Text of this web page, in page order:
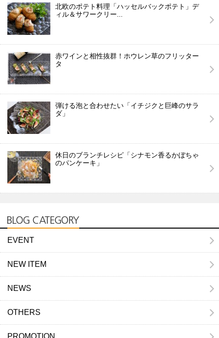
北欧のポテト料理「ハッセルバックポテト」デ
ィル＆サワークリー...
赤ワインと相性抜群！ホウレン草のフリッター
タ
弾ける泡と合わせたい「イチジクと巨峰のサラ
ダ」
休日のブランチレシピ「シナモン香るかぼちゃ
のパンケーキ」
EVENT
NEW ITEM
NEWS
OTHERS
PROMOTION